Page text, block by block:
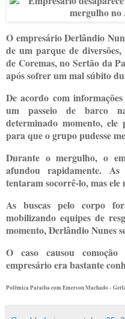
O empresário Derlândio
de um parque de
de Coremas, no Sertão da
após sofrer um mal súbito
De acordo com
um passeio de barco
determinado momento, ele
para que o grupo pudesse
Durante o mergulho, o
afundou rapidamente.
tentaram socorrê-lo, mas
As buscas pelo corpo
mobilizando equipes de
momento, Derlândio Nunes
O caso causou
empresário era bastante
Polêmica Paraíba com Emerson Machado -